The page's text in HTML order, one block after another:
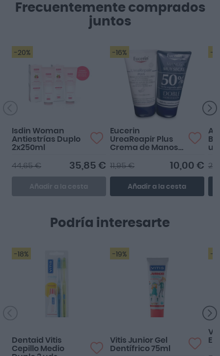
Frecuentemente comprados
juntos
-20%
Isdin Woman
Antiestrías Duplo
2x250ml
35,85 €
44,65 €
Añadir a la cesta
-16%
Eucerin
UreaReapir Plus
Crema de Manos
50% 75ml
10,00 €
11,95 €
Añadir a la cesta
-
Podría interesarte
-18%
Dentaid Vitis
Cepillo Medio
-19%
Buenisimo
Vitis Junior Gel
Dentífrico 75ml
-